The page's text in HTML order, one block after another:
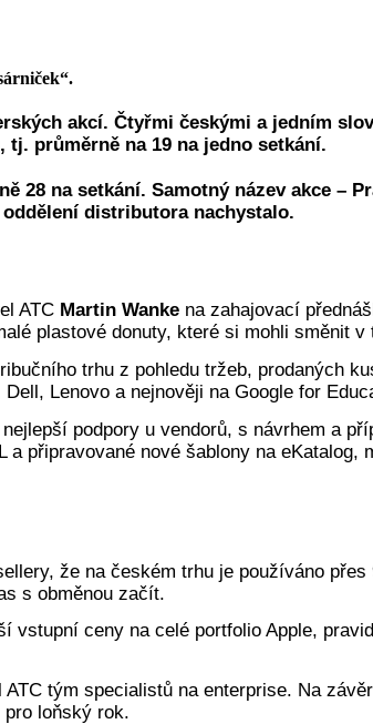
akcí. Čtyřmi českými a jedním
průměrně na 19 na jedno setkání.
28 na setkání. Samotný název akce –
distributora nachystalo.
ATC Martin Wanke na zahajovací
plastové donuty, které si mohli směnit v
trhu z pohledu tržeb, prodaných
Lenovo a nejnověji na Google for
podpory u vendorů, s návrhem a
připravované nové šablony na
že na českém trhu je používáno
s obměnou začít.
ceny na celé portfolio Apple,
tým specialistů na enterprise. Na
loňský rok.